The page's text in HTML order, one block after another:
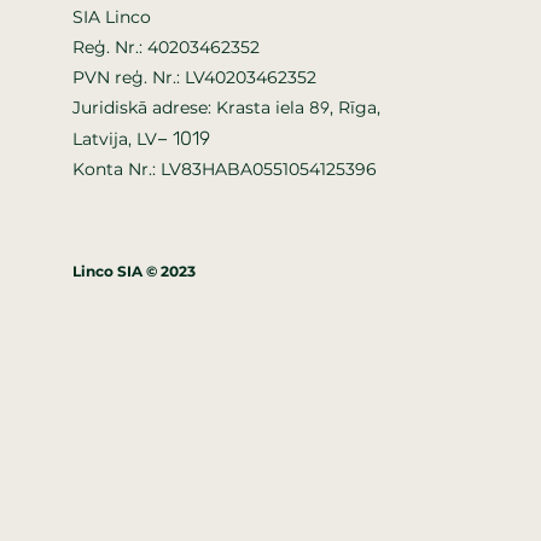
SIA Linco
Reģ. Nr.: 40203462352
PVN reģ. Nr.: LV40203462352
Juridiskā adrese: Krasta iela89, Rīga,
Latvija, LV– 1019
Konta Nr.: LV83HABA0551054125396
Linco SIA © 2023